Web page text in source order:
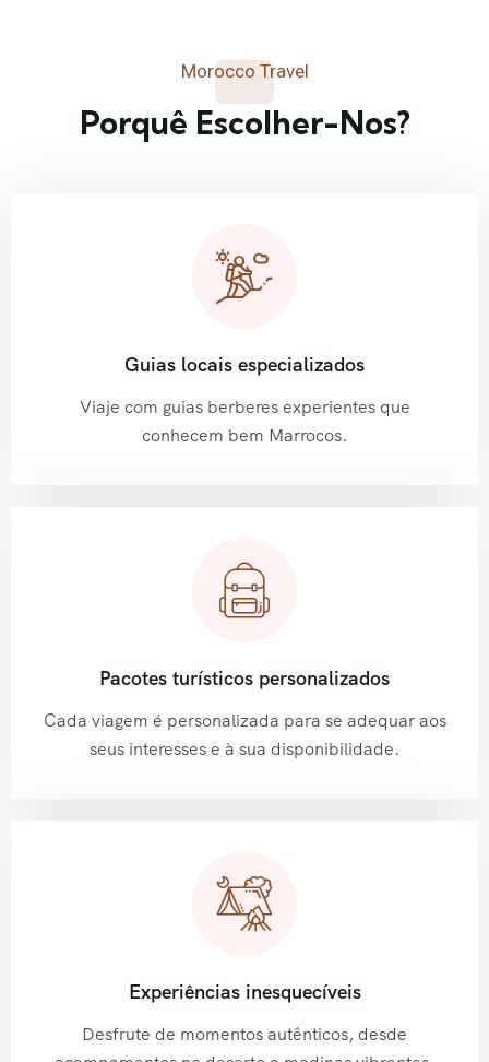
Morocco Travel
Porquê Escolher-Nos?
Guias locais especializados
Viaje com guias berberes experientes que
conhecem bem Marrocos.
Pacotes turísticos personalizados
Cada viagem é personalizada para se adequar aos
seus interesses e à sua disponibilidade.
Experiências inesquecíveis
Desfrute de momentos autênticos, desde